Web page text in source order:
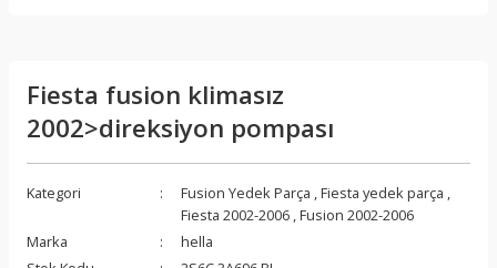
Fiesta fusion klimasız
2002>direksiyon pompası
Kategori Fusion Yedek Parça ,Fiesta yedek parça ,
Fiesta 2002-2006 ,Fusion 2002-2006
Marka
hella